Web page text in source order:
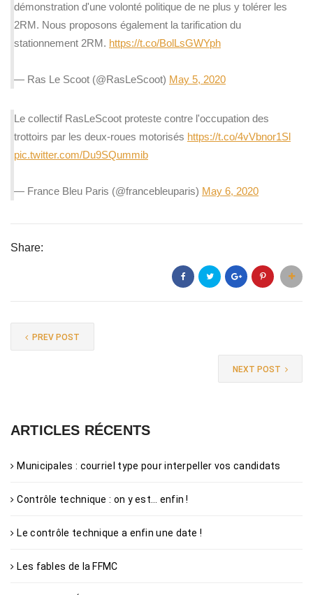
démonstration d'une volonté politique de ne plus y tolérer les
2RM. Nous proposons également la tarification du
stationnement 2RM. https://t.co/BolLsGWYph
— Ras Le Scoot (@RasLeScoot) May 5, 2020
Le collectif RasLeScoot proteste contre l'occupation des
trottoirs par les deux-roues motorisés https://t.co/4vVbnor1Sl
pic.twitter.com/Du9SQummib
— France Bleu Paris (@francebleuparis) May 6, 2020
Share:
PREV POST
NEXT POST
ARTICLES RÉCENTS
Municipales : courriel type pour interpeller vos candidats
Contrôle technique : on y est… enfin !
Le contrôle technique a enfin une date !
Les fables de la FFMC